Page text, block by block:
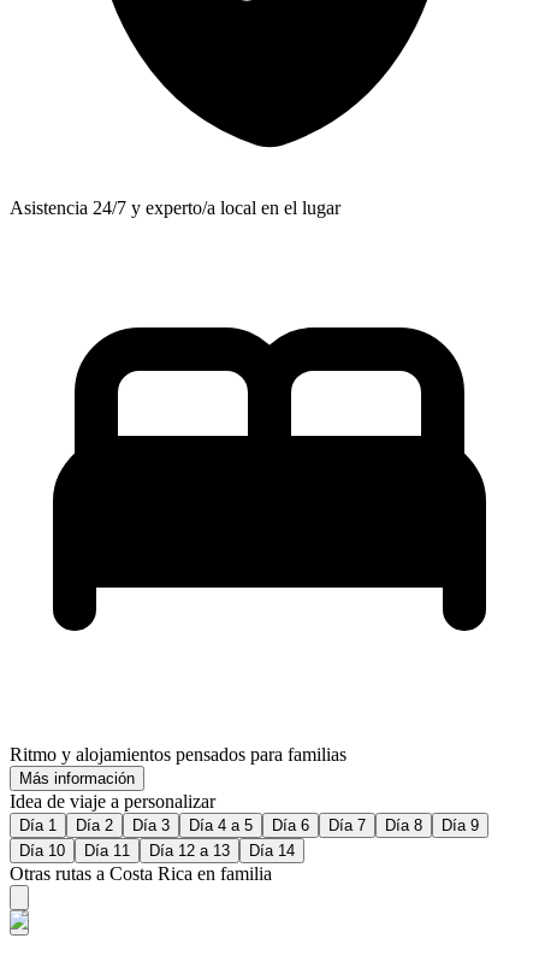
Asistencia 24/7 y experto/a local en el lugar
Ritmo y alojamientos pensados para familias
Más información
Idea de viaje a personalizar
Día 1 Día 2 Día 3 Día 4 a 5 Día 6 Día 7 Día 8
Día 9
Día 10
Día 11 Día 12 a 13 Día 14
Otras rutas a Costa Rica en familia